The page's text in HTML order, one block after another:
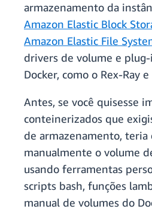
armazenamento da
Amazon Elastic Block
Amazon Elastic File
drivers de volume e
Docker, como o Rex-Ray e
Antes, se você quisesse
conteinerizados que
de armazenamento, teria
manualmente o volume
usando ferramentas
scripts bash, funções
manual de volumes do